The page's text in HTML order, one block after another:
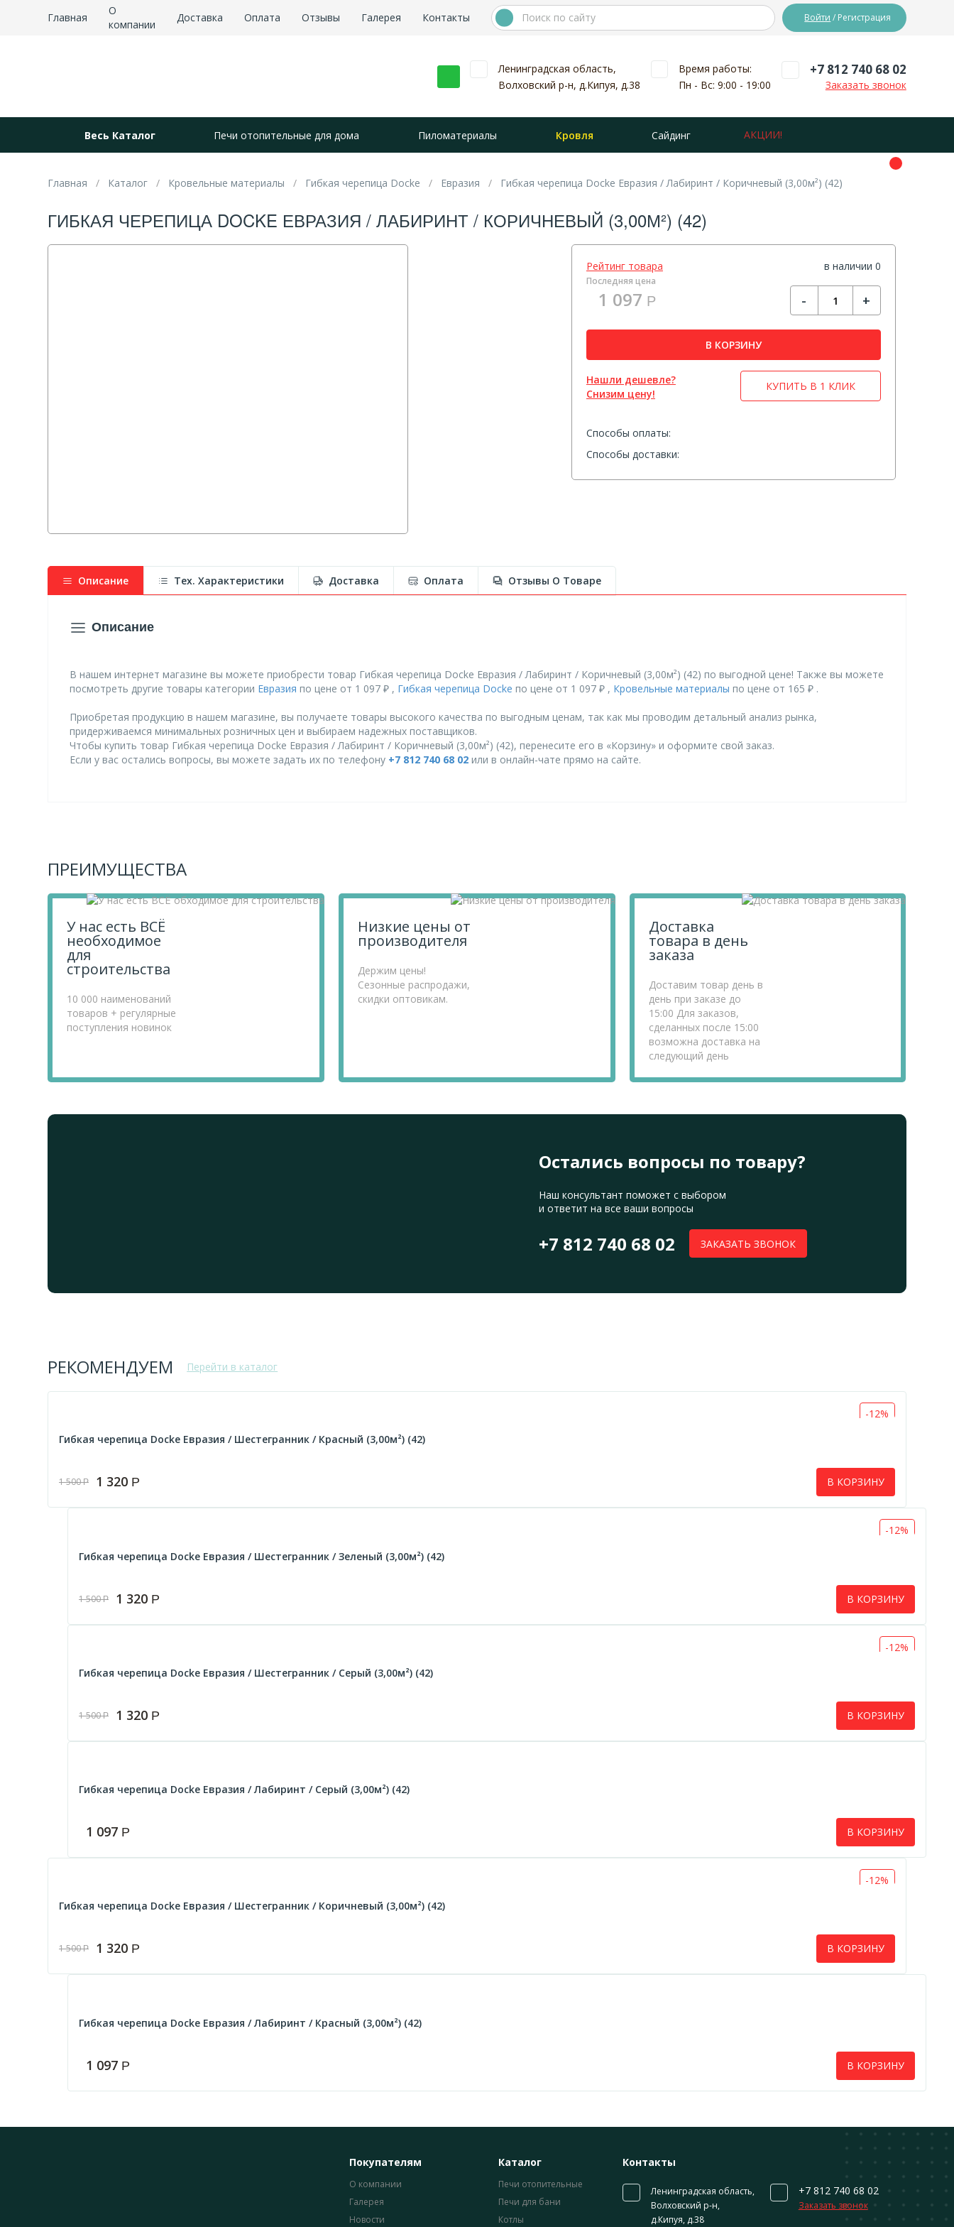
Главная
О
компании
Доставка Оплата Отзывы Галерея Контакты Войти / Регистрация
Ленинградская область,
Волховский р-н, д.Кипуя, д.38
Время работы:
Пн - Вс: 9:00 - 19:00
+7 812 740 68 02
Заказать звонок
Весь Каталог Печи отопительные для дома Пиломатериалы Кровля Сайдинг АКЦИИ!
Главная Каталог Кровельные материалы Гибкая черепица Docke Евразия Гибкая черепица Docke Евразия / Лабиринт / Коричневый (3,00м²) (42)
ГИБКАЯ ЧЕРЕПИЦА DOCKE ЕВРАЗИЯ / ЛАБИРИНТ / КОРИЧНЕВЫЙ (3,00М²) (42)
Рейтинг товара в наличии 0
Последняя цена
1 097 Р - +
В КОРЗИНУ
Нашли дешевле?
Снизим цену!
КУПИТЬ В 1 КЛИК
Способы оплаты:
Способы доставки:
Описание
Описание
В нашем интернет магазине вы можете приобрести товар Гибкая черепица Docke Евразия / Лабиринт / Коричневый (3,00м²) (42) по выгодной цене! Также вы можете
посмотреть другие товары категории Евразия по цене от 1 097 ₽ , Гибкая черепица Docke по цене от 1 097 ₽ , Кровельные материалы по цене от 165 ₽ .
Приобретая продукцию в нашем магазине, вы получаете товары высокого качества по выгодным ценам, так как мы проводим детальный анализ рынка,
придерживаемся минимальных розничных цен и выбираем надежных поставщиков.
Чтобы купить товар Гибкая черепица Docke Евразия / Лабиринт / Коричневый (3,00м²) (42), перенесите его в «Корзину» и оформите свой заказ.
Если у вас остались вопросы, вы можете задать их по телефону +7 812 740 68 02 или в онлайн-чате прямо на сайте.
Тех. Характеристики Доставка Оплата Отзывы О Товаре
ПРЕИМУЩЕСТВА
У нас есть ВСЁ
необходимое
для
строительства
10 000 наименований
товаров + регулярные
поступления новинок
Низкие цены от
производителя
Держим цены!
Сезонные распродажи,
скидки оптовикам.
Доставка
товара в день
заказа
Доставим товар день в
день при заказе до
15:00 Для заказов,
сделанных после 15:00
возможна доставка на
следующий день
Остались вопросы по товару?
Наш консультант поможет с выбором
и ответит на все ваши вопросы
+7 812 740 68 02 ЗАКАЗАТЬ ЗВОНОК
РЕКОМЕНДУЕМ Перейти в каталог
-12%
Гибкая черепица Docke Евразия / Шестегранник / Красный (3,00м²) (42)
1 500Р 1 320 Р В КОРЗИНУ
-12%
Гибкая черепица Docke Евразия / Шестегранник / Зеленый (3,00м²) (42)
1 500Р 1 320 Р В КОРЗИНУ
-12%
Гибкая черепица Docke Евразия / Шестегранник / Серый (3,00м²) (42)
1 500Р 1 320 Р В КОРЗИНУ
Гибкая черепица Docke Евразия / Лабиринт / Серый (3,00м²) (42)
1 097 Р В КОРЗИНУ
-12%
Гибкая черепица Docke Евразия / Шестегранник / Коричневый (3,00м²) (42)
1 500Р 1 320 Р В КОРЗИНУ
Гибкая черепица Docke Евразия / Лабиринт / Красный (3,00м²) (42)
1 097 Р В КОРЗИНУ
Покупателям
О компании
Галерея
Новости
Каталог
Печи отопительные
Печи для бани
Котлы
Контакты
Ленинградская область,
Волховский р-н,
д.Кипуя, д.38
+7 812 740 68 02
Заказать звонок